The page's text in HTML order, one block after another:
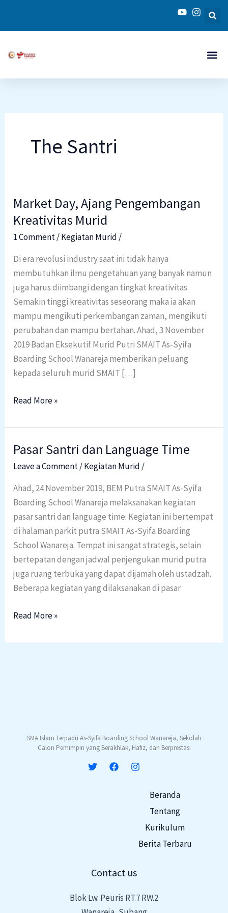
The Santri
Market Day, Ajang Pengembangan
Kreativitas Murid
1 Comment/Kegiatan Murid /
Di era revolusi industry saat ini tidak hanya
membutuhkan ilmu pengetahuan yang banyak namun
juga harus diimbangi dengan tingkat kreativitas.
Semakin tinggi kreativitas seseorang maka ia akan
mampu mengikuti perkembangan zaman, mengikuti
perubahan dan mampu bertahan. Ahad, 3 November
2019 Badan Eksekutif Murid Putri SMAIT As-Syifa
Boarding School Wanareja memberikan peluang
kepada seluruh murid SMAIT […]
Market
Day,
Pengembangan
Kreativitas
Murid
Read More »
Pasar Santri dan Language Time
Leave a Comment/Kegiatan Murid /
Ahad, 24 November 2019, BEM Putra SMAIT As-Syifa
Boarding School Wanareja melaksanakan kegiatan
pasar santri dan language time. Kegiatan ini bertempat
di halaman parkit putra SMAIT As-Syifa Boarding
School Wanareja. Tempat ini sangat strategis, selain
bertepatan dengan jadwal penjengukan murid putra
juga ruang terbuka yang dapat dijamah oleh ustadzah.
Beberapa kegiatan yang dilaksanakan di pasar
Pasar
Santri
Language
Time
Read More »
SMA Islam Terpadu As-Syifa Boarding School Wanareja, Sekolah
Calon Pemimpin yang Berakhlak, Hafiz, dan Berprestasi
Beranda
Tentang
Kurikulum
Berita Terbaru
Contact us
Blok Lw. Peuris RT.7 RW.2